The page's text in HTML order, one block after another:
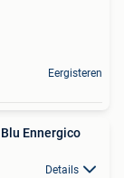
Eergisteren
Ennergico
Details